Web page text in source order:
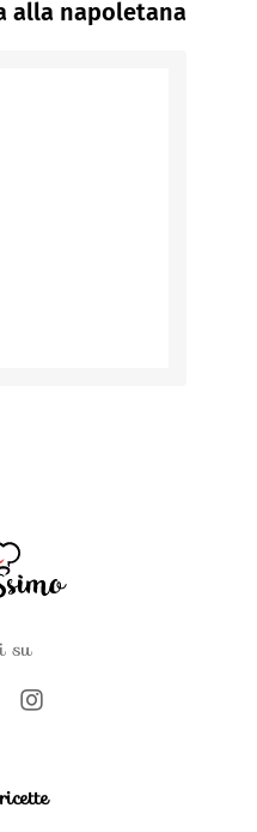
alla napoletana
su